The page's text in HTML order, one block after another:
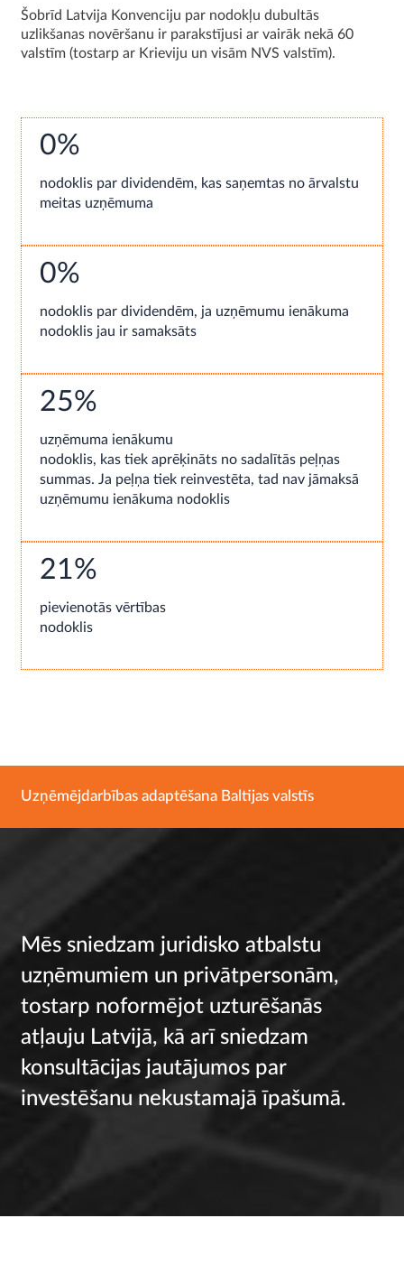
Šobrīd Latvija Konvenciju par nodokļu dubultās
uzlikšanas novēršanu ir parakstījusi ar vairāk nekā 60
valstīm (tostarp ar Krieviju un visām NVS valstīm).
0%
nodoklis par dividendēm, kas saņemtas no ārvalstu
meitas uzņēmuma
0%
nodoklis par dividendēm, ja uzņēmumu ienākuma
nodoklis jau ir samaksāts
25%
uzņēmuma ienākumu
nodoklis, kas tiek aprēķināts no sadalītās peļņas
summas. Ja peļņa tiek reinvestēta, tad nav jāmaksā
uzņēmumu ienākuma nodoklis
21%
pievienotās vērtības
nodoklis
Uzņēmējdarbības adaptēšana Baltijas valstīs
Mēs sniedzam juridisko atbalstu
uzņēmumiem un privātpersonām,
tostarp noformējot uzturēšanās
atļauju Latvijā, kā arī sniedzam
konsultācijas jautājumos par
investēšanu nekustamajā īpašumā.